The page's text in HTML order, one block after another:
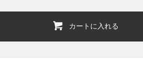
カートに入れる